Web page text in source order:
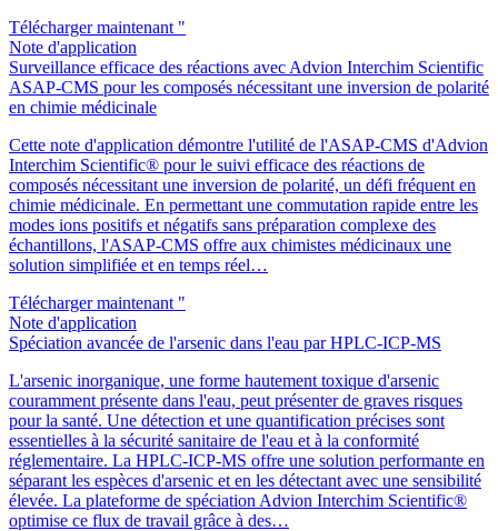
Télécharger maintenant "
Note d'application
Surveillance efficace des réactions avec Advion Interchim Scientific
ASAP-CMS pour les composés nécessitant une inversion de polarité
en chimie médicinale
Cette note d'application démontre l'utilité de l'ASAP-CMS d'Advion
Interchim Scientific® pour le suivi efficace des réactions de
composés nécessitant une inversion de polarité, un défi fréquent en
chimie médicinale. En permettant une commutation rapide entre les
modes ions positifs et négatifs sans préparation complexe des
échantillons, l'ASAP-CMS offre aux chimistes médicinaux une
solution simplifiée et en temps réel…
Télécharger maintenant "
Note d'application
Spéciation avancée de l'arsenic dans l'eau par HPLC-ICP-MS
L'arsenic inorganique, une forme hautement toxique d'arsenic
couramment présente dans l'eau, peut présenter de graves risques
pour la santé. Une détection et une quantification précises sont
essentielles à la sécurité sanitaire de l'eau et à la conformité
réglementaire. La HPLC-ICP-MS offre une solution performante en
séparant les espèces d'arsenic et en les détectant avec une sensibilité
élevée. La plateforme de spéciation Advion Interchim Scientific®
optimise ce flux de travail grâce à des…